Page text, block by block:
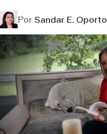
PorSandar E. Oporto